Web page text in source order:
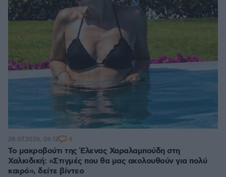
Το μακροβούτι της Έλενας Χαραλαμπούδη στη
Χαλκιδική: «Στιγμές που θα μας ακολουθούν για πολύ
καιρό», δείτε βίντεο
28.07.2026, 06:12 4